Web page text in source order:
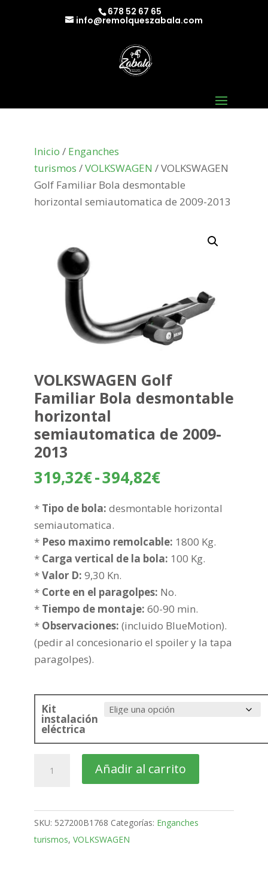
678 52 67 65
info@remolqueszabala.com
Inicio / Enganches
turismos /VOLKSWAGEN / VOLKSWAGEN
Golf Familiar Bola desmontable
horizontal semiautomatica de 2009-2013
VOLKSWAGEN Golf
Familiar Bola desmontable
horizontal
semiautomatica de 2009-
2013
319,32€-394,82€Rango
precios:
319,32€
hasta
* Tipo de bola: desmontable horizontal
semiautomatica.
* Peso maximo remolcable: 1800 Kg.
* Carga vertical de la bola: 100 Kg.
*Valor D: 9,30 Kn.
* Corte en el paragolpes: No.
* Tiempo de montaje: 60-90 min.
* Observaciones: (incluido BlueMotion).
(pedir al concesionario el spoiler y la tapa
paragolpes).
Kit
instalación
eléctrica
VOLKSWAGEN
Golf
Bola
desmontable
horizontal
Añadir al carrito
SKU: 527200B1768 Categorías: Enganches
turismos, VOLKSWAGEN